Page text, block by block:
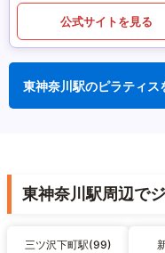
公式サイトを見る
東神奈川駅のピラティス
東神奈川駅周辺で
三ツ沢下町駅(99)